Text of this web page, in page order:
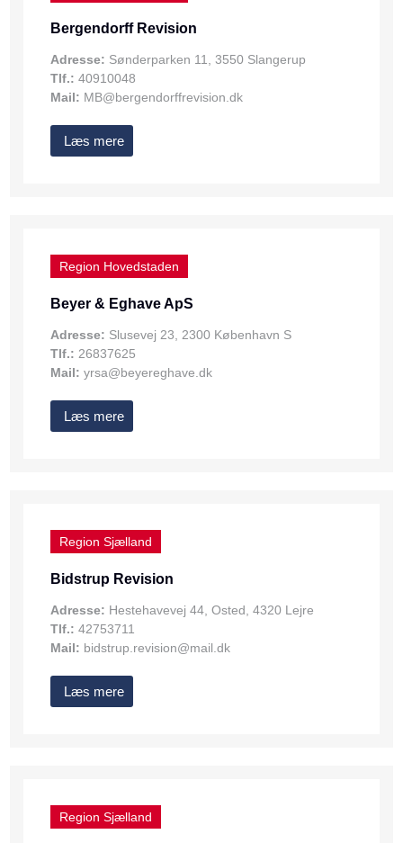
Bergendorff Revision
Adresse: Sønderparken 11, 3550 Slangerup
Tlf.: 40910048
Mail: MB@bergendorffrevision.dk
Læs mere
Region Hovedstaden
Beyer & Eghave ApS
Adresse: Slusevej 23, 2300 København S
Tlf.: 26837625
Mail: yrsa@beyereghave.dk
Læs mere
Region Sjælland
Bidstrup Revision
Adresse: Hestehavevej 44, Osted, 4320 Lejre
Tlf.: 42753711
Mail: bidstrup.revision@mail.dk
Læs mere
Region Sjælland